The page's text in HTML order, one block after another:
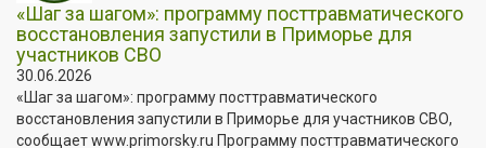
«Шаг за шагом»: программу посттравматического
восстановления запустили в Приморье для
участников СВО
30.06.2026
«Шаг за шагом»: программу посттравматического
восстановления запустили в Приморье для участников СВО,
сообщает www.primorsky.ru Программу посттравматического